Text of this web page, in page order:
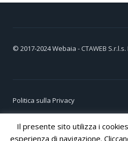
© 2017-2024Webaia - CTAWEB
Politica sulla Privacy
Cookie Policy
Il presente sito utilizza i
esperienza di navigazione.